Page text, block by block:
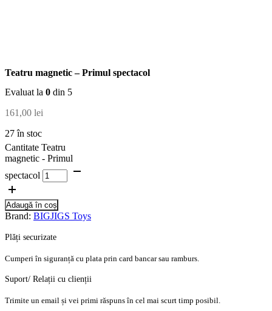
Teatru magnetic – Primul spectacol
Evaluat la 0 din 5
161,00 lei
27 în stoc
Cantitate Teatru
magnetic - Primul
spectacol
Adaugă în coș
Brand: BIGJIGS Toys
Plăți securizate
Cumperi în siguranță cu plata prin card bancar sau ramburs.
Suport/ Relații cu clienții
Trimite un email și vei primi răspuns în cel mai scurt timp posibil.